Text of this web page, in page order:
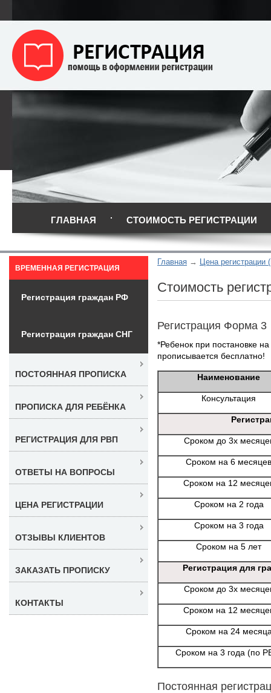
ГЛАВНАЯ СТОИМОСТЬ РЕГИСТРАЦИИ
Главная Цена регистрации
Стоимость
Регистрация Форма 3
*Ребенок при постановке
прописывается бесплатно!
Наименование
Консультация
Сроком до 3х
Сроком на 6 месяцев
Сроком на 12
Сроком на 2 года
Сроком на 3 года
Сроком на 5 лет
Регистрация для
Сроком до 3х
Сроком на 12
Сроком на 24
Сроком на 3 года (по
Постоянная
ВРЕМЕННАЯ РЕГИСТРАЦИЯ
Регистрация граждан РФ
Регистрация граждан СНГ
ПОСТОЯННАЯ ПРОПИСКА
ПРОПИСКА ДЛЯ РЕБЁНКА
РЕГИСТРАЦИЯ ДЛЯ РВП
ОТВЕТЫ НА ВОПРОСЫ
ЦЕНА РЕГИСТРАЦИИ
ОТЗЫВЫ КЛИЕНТОВ
ЗАКАЗАТЬ ПРОПИСКУ
КОНТАКТЫ